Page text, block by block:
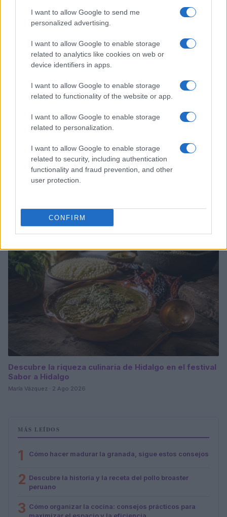
I want to allow Google to send me
personalized advertising.
I want to allow Google to enable storage
related to analytics like cookies on web or
device identifiers in apps.
I want to allow Google to enable storage
related to functionality of the website or app.
I want to allow Google to enable storage
related to personalization.
I want to allow Google to enable storage
related to security, including authentication
functionality and fraud prevention, and other
user protection.
CONFIRM
Lucía Fernández · 3 Ago 2026
CONSEJOS DE COCINA
Trucos de cocina tradicionales para platos deliciosos
CONSEJOS DE COCINA
Descubre la riqueza culinaria de Hidalgo en el festival
Sabor a Hidalgo
María Vázquez · 2 Ago 2026
MÁS LEÍDOS
1 Cómo hacer madurar la granada, sigue estos consejos
2 Descubre la historia y la receta del pollo broaster
peruano
3 Cómo organizar la cocina: consejos prácticos para